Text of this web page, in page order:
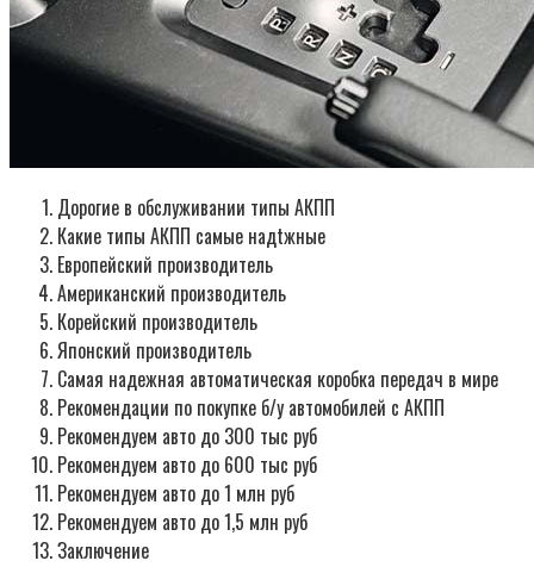
Дорогие в обслуживании типы АКПП
Какие типы АКПП самые надtжные
Европейский производитель
Американский производитель
Корейский производитель
Японский производитель
Самая надежная автоматическая коробка передач в мире
Рекомендации по покупке б/у автомобилей с АКПП
Рекомендуем авто до 300 тыс руб
Рекомендуем авто до 600 тыс руб
Рекомендуем авто до 1 млн руб
Рекомендуем авто до 1,5 млн руб
Заключение